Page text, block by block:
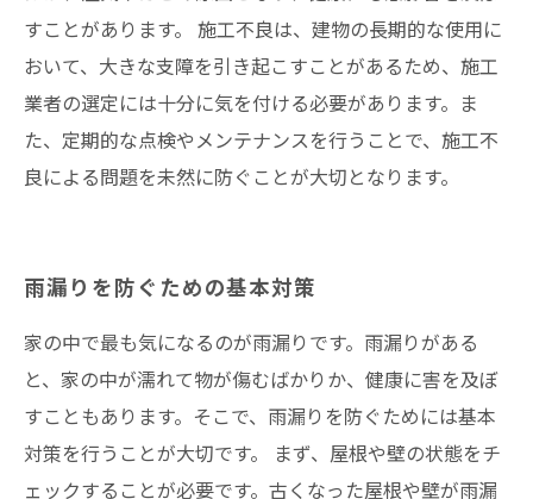
すことがあります。 施工不良は、建物の長期的な使用に
おいて、大きな支障を引き起こすことがあるため、施工
業者の選定には十分に気を付ける必要があります。ま
た、定期的な点検やメンテナンスを行うことで、施工不
良による問題を未然に防ぐことが大切となります。
雨漏りを防ぐための基本対策
家の中で最も気になるのが雨漏りです。雨漏りがある
と、家の中が濡れて物が傷むばかりか、健康に害を及ぼ
すこともあります。そこで、雨漏りを防ぐためには基本
対策を行うことが大切です。 まず、屋根や壁の状態をチ
ェックすることが必要です。古くなった屋根や壁が雨漏